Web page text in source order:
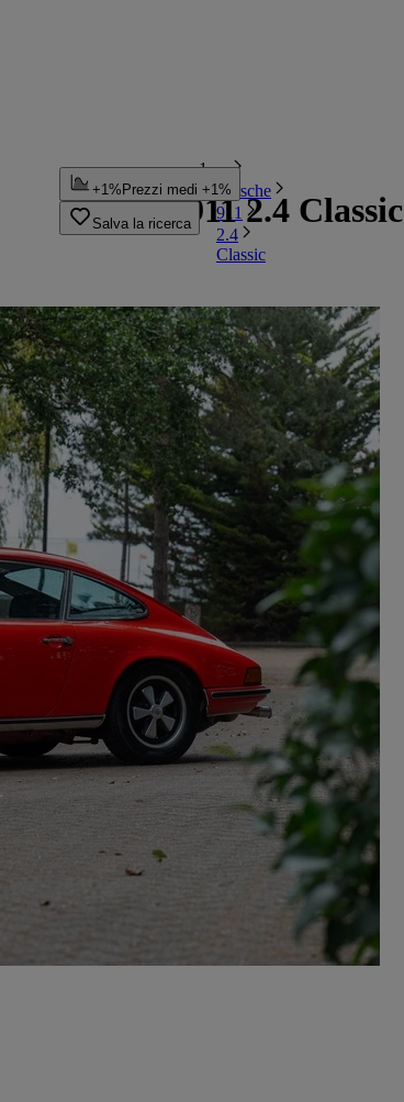
...
Porsche
911
2.4
Classic
Porsche 911 2.4 Classic
+1% Prezzi medi +1%
Salva la ricerca